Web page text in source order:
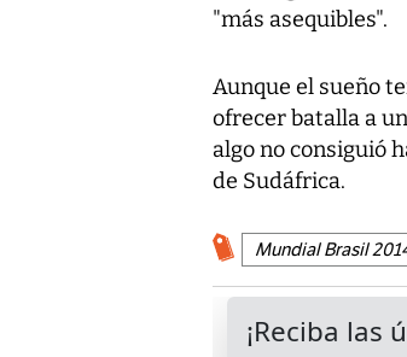
"más asequibles".
Aunque el sueño
ofrecer batalla a
algo no consiguió
de Sudáfrica.
Mundial Brasil